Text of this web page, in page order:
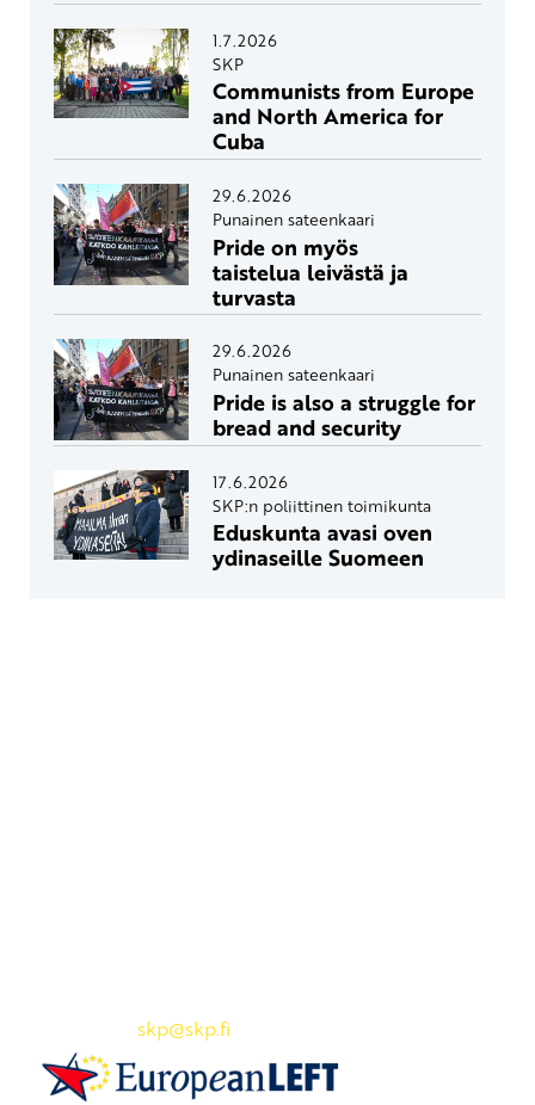
1.7.2026
SKP
Communists from Europe
and North America for
Cuba
29.6.2026
Punainen sateenkaari
Pride on myös
taistelua leivästä ja
turvasta
29.6.2026
Punainen sateenkaari
Pride is also a struggle for
bread and security
17.6.2026
SKP:n poliittinen toimikunta
Eduskunta avasi oven
ydinaseille Suomeen
skp@skp.fi